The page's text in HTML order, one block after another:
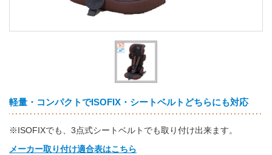
軽量・コンパクトでISOFIX・シートベルトどちらにも対応
※ISOFIXでも、3点式シートベルトでも取り付け出来ます。
メーカー取り付け適合表はこちら